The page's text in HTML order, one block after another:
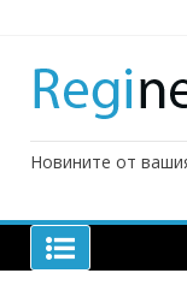
Новините от